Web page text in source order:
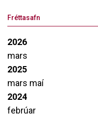
Fréttasafn
2026
mars
2025
mars maí
2024
febrúar